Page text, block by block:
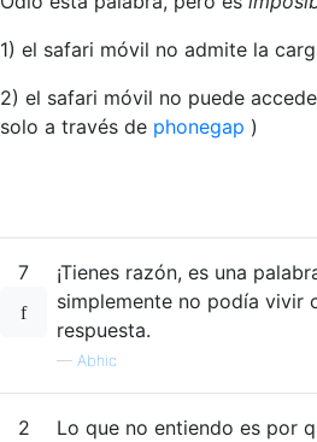
1) el safari móvil no admite la
2) el safari móvil no puede
solo a través de phonegap )
7
¡Tienes razón, es una
simplemente no podía vivir
respuesta.
— Abhic
2
Lo que no entiendo es por